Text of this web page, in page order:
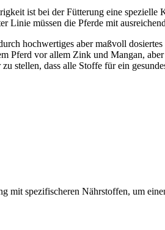
ist bei der Fütterung eine
Linie müssen die Pferde mit
hochwertiges aber maßvoll
Pferd vor allem Zink und Mangan,
stellen, dass alle Stoffe für ein
mit spezifischeren Nährstoffen, um